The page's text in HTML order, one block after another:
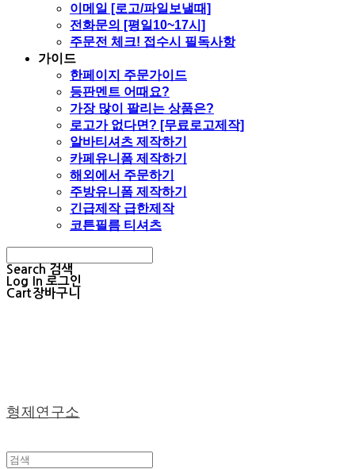
이메일 [로고/파일보낼때]
전화문의 [평일10~17시]
주문전 체크! 접수시 필독사항
가이드
한페이지 주문가이드
등판멘트 어때요?
가장 많이 팔리는 상품은?
로고가 없다면? [무료로고제작]
알바티셔츠 제작하기
카페유니폼 제작하기
해외에서 주문하기
주방유니폼 제작하기
긴급제작 급한제작
코튼필름 티셔츠
Search 검색
Log In 로그인
Cart장바구니
형제연구소